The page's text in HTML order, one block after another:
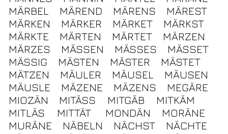
MÄRBEL
MÄREND MÄRENS
MÄREST
MÄRKEN
MÄRKER MÄRKET
MÄRKST
MÄRKTE
MÄRTEN MÄRTET
MÄRZEN
MÄRZES
MÄSSEN MÄSSES
MÄSSET
MÄSSIG
MÄSTEN MÄSTER
MÄSTET
MÄTZEN
MÄULER MÄUSEL
MÄUSEN
MÄUSLE
MÄZENE MÄZENS
MEGÄRE
MIOZÄN
MITÄSS MITGÄB
MITKÄM
MITLÄS
MITTÄT MONDÄN
MORÄNE
MURÄNE
NÄBELN NÄCHST
NÄCHTE